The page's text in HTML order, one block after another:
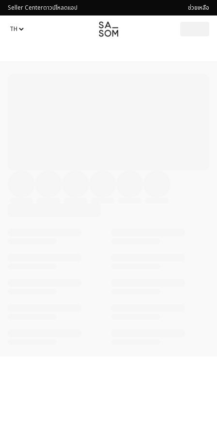
Seller Centerดาวน์โหลดแอป ช่วยเหลือ